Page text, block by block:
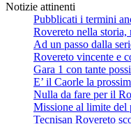
Notizie attinenti
Pubblicati i termini
Rovereto nella storia,
Ad un passo dalla
Rovereto vincente e
Gara 1 con tante
E’ il Caorle la
Nulla da fare per il
Missione al limite del
Tecnisan Rovereto